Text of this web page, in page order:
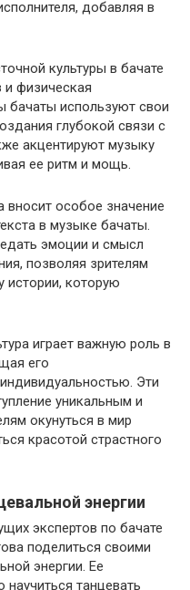
добавляя в
культуры в бачате
и физическая
бачаты используют свои
глубокой связи с
акцентируют музыку
ее ритм и мощь.
вносит особое значение
в музыке бачаты.
эмоции и смысл
позволяя зрителям
истории, которую
играет важную роль в
его
Эти
уникальным и
окунуться в мир
красотой страстного
энергии
экспертов по бачате
поделиться своими
энергии. Ее
танцевать